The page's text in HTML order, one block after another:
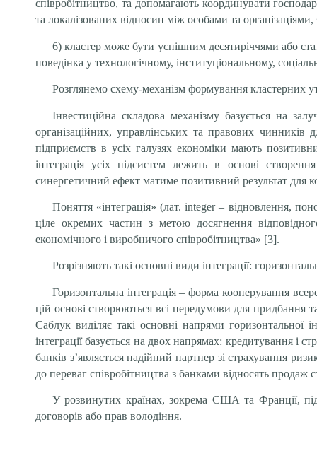
співробітництво, та допомагають координувати
та локалізованих відносин між особами та
6) кластер може бути успішним десятиріччями або
поведінка у технологічному, інституціональному,
Розглянемо схему-механізм формування кластерних
Інвестиційна складова механізму базується на
організаційних, управлінських та правових чинників
підприємств в усіх галузях економіки мають
інтеграція усіх підсистем лежить в основі
синергетичний ефект матиме позитивний результат для
Поняття «інтеграція» (лат. integer – відновлення,
ціле окремих частин з метою досягнення
економічного і виробничого співробітництва» [3].
Розрізняють такі основні види інтеграції:
Горизонтальна інтеграція – форма кооперування
цій основі створюються всі передумови для придбання
Саблук виділяє такі основні напрями горизонтальної
інтеграції базується на двох напрямах: кредитування і
банків з’являється надійний партнер зі страхування
до переваг співробітництва з банками відносять продаж
У розвинутих країнах, зокрема США та Франції,
договорів або прав володіння.